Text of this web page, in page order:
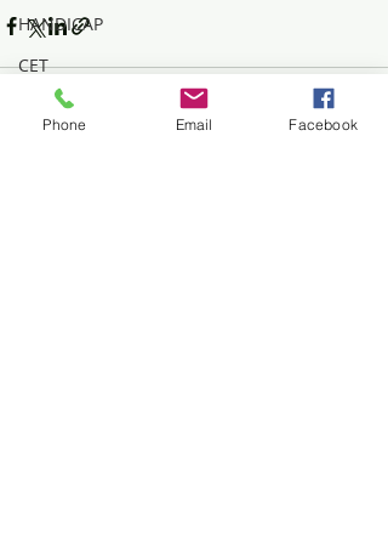
HANDICAP
CET
Phone Email Facebook